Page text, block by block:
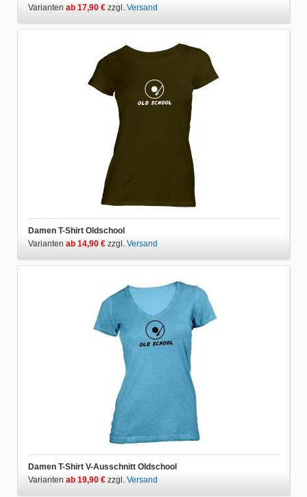
Varianten ab 17,90 € zzgl. Versand
Damen T-Shirt Oldschool
Varianten ab 14,90 € zzgl. Versand
Damen T-Shirt V-Ausschnitt Oldschool
Varianten ab 19,90 € zzgl. Versand